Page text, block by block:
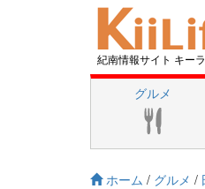
紀南情報サイト キー
グルメ
ホーム / グルメ /